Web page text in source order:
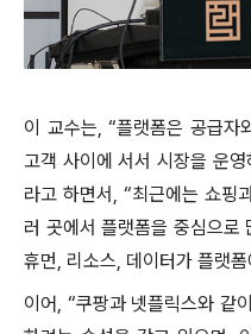
이 교수는, “플랫폼은 공급자
고객 사이에 서서 시장을 운
라고 하면서, “최근에는 쇼핑
러 곳에서 플랫폼을 중심으로
휴먼, 리소스, 데이터가 플랫
이어, “쿠팡과 넷플릭스와 같